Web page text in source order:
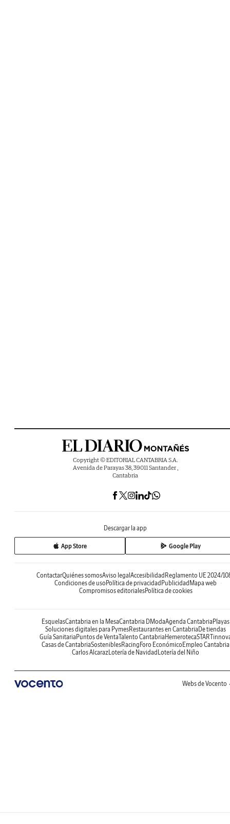
Copyright © EDITORIAL CANTABRIA S.A.
Avenida de Parayas 38, 39011 Santander ,
Cantabria
Descargar la app
App Store Google Play
ContactarQuiénes somosAviso legal Accesibilidad Reglamento UE 2024/
Condiciones de uso Política de privacidad Publicidad Mapa web
Compromisos editorialesPolítica de cookies
EsquelasCantabria en la MesaCantabria DModaAgenda Cantabria Playas
Soluciones digitales para PymesRestaurantes en Cantabria De tiendas
Guía Sanitaria Puntos de VentaTalento Cantabria Hemeroteca
Casas de CantabriaSosteniblesRacing Foro Económico Empleo Cantabria
Carlos AlcarazLotería de Navidad Lotería del Niño
Webs de Vocento